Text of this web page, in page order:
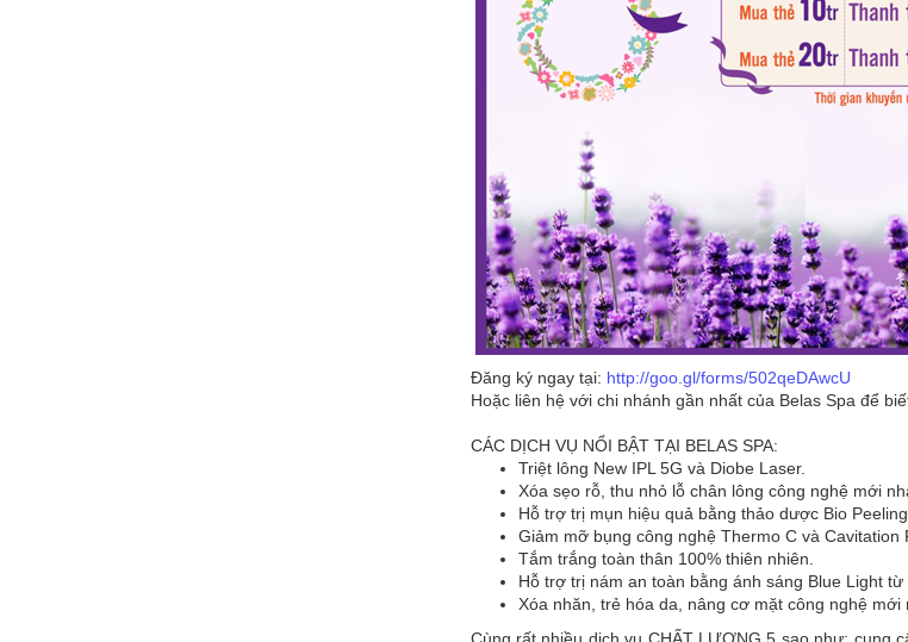
Đăng ký ngay tại: http://goo.gl/forms/502qeDAwcU
Hoặc liên hệ với chi nhánh gần nhất của Belas Spa để
CÁC DỊCH VỤ NỔI BẬT TẠI BELAS SPA:
Triệt lông New IPL 5G và Diobe Laser.
Xóa sẹo rỗ, thu nhỏ lỗ chân lông công nghệ mới
Hỗ trợ trị mụn hiệu quả bằng thảo dược Bio
Giảm mỡ bụng công nghệ Thermo C và Cavitation
Tắm trắng toàn thân 100% thiên nhiên.
Hỗ trợ trị nám an toàn bằng ánh sáng Blue Light từ
Xóa nhăn, trẻ hóa da, nâng cơ mặt công nghệ mới
Cùng rất nhiều dịch vụ CHẤT LƯỢNG 5 sao như: cung